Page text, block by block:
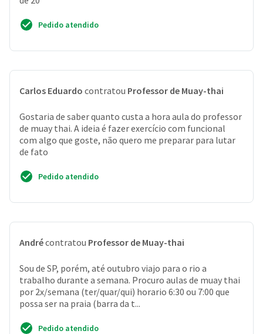
Pedido atendido
Carlos Eduardo contratou Professor de Muay-thai
Gostaria de saber quanto custa a hora aula do professor
de muay thai. A ideia é fazer exercício com funcional
com algo que goste, não quero me preparar para lutar
de fato
Pedido atendido
Andrécontratou Professor de Muay-thai
Sou de SP, porém, até outubro viajo para o rio a
trabalho durante a semana. Procuro aulas de muay thai
por 2x/semana (ter/quar/qui) horario 6:30 ou 7:00 que
possa ser na praia (barra da t...
Pedido atendido